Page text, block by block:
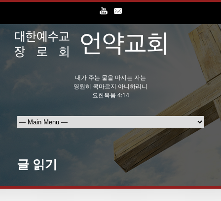
내가 주는 물을 마시는 자는
영원히 목마르지 아니하리니
요한복음 4:14
글 읽기